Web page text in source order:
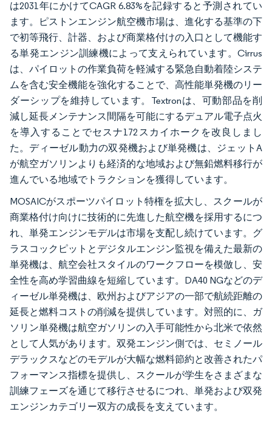
は2031年にかけてCAGR 6.83%を記録すると予測されてい
ます。ピストンエンジン航空機市場は、進化する基準の下
で初等飛行、計器、および商業格付けの入口として機能す
る単発エンジン訓練機によって支えられています。Cirrus
は、パイロットの作業負荷を軽減する緊急自動着陸システ
ムを含む安全機能を強化することで、高性能単発機のリー
ダーシップを維持しています。Textronは、可動部品を削
減し延長メンテナンス間隔を可能にするデュアル電子点火
を導入することでセスナ172スカイホークを改良しまし
た。ディーゼル動力の双発機および単発機は、ジェットA
が航空ガソリンよりも経済的な地域および無鉛燃料移行が
進んでいる地域でトラクションを獲得しています。
MOSAICがスポーツパイロット特権を拡大し、スクールが
商業格付け向けに技術的に先進した航空機を採用するにつ
れ、単発エンジンモデルは市場を支配し続けています。グ
ラスコックピットとデジタルエンジン監視を備えた最新の
単発機は、航空会社スタイルのワークフローを模倣し、安
全性を高め学習曲線を短縮しています。DA40 NGなどのデ
ィーゼル単発機は、欧州およびアジアの一部で航続距離の
延長と燃料コストの削減を提供しています。対照的に、ガ
ソリン単発機は航空ガソリンの入手可能性から北米で依然
として人気があります。双発エンジン側では、セミノール
デラックスなどのモデルが大幅な燃料節約と改善されたパ
フォーマンス指標を提供し、スクールが学生をさまざまな
訓練フェーズを通じて移行させるにつれ、単発および双発
エンジンカテゴリー双方の成長を支えています。